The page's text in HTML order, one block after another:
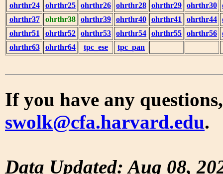
ohrthr24
ohrthr25 ohrthr26 ohrthr28 ohrthr29 ohrthr30
ohrthr37
ohrthr38 ohrthr39 ohrthr40 ohrthr41 ohrthr44
ohrthr51
ohrthr52 ohrthr53 ohrthr54 ohrthr55 ohrthr56
ohrthr63
ohrthr64 tpc_ese tpc_pan
If you have any
swolk@cfa.harvard.edu.
Data Updated: Aug 08,